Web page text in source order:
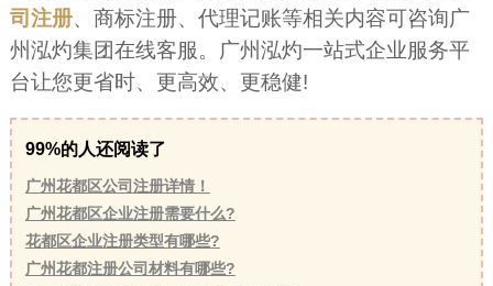
司注册、商标注册、代理记账等相关内容可咨询广
州泓灼集团在线客服。广州泓灼一站式企业服务平
台让您更省时、更高效、更稳健!
99%的人还阅读了
广州花都区公司注册详情！
广州花都区企业注册需要什么?
花都区企业注册类型有哪些?
广州花都注册公司材料有哪些?